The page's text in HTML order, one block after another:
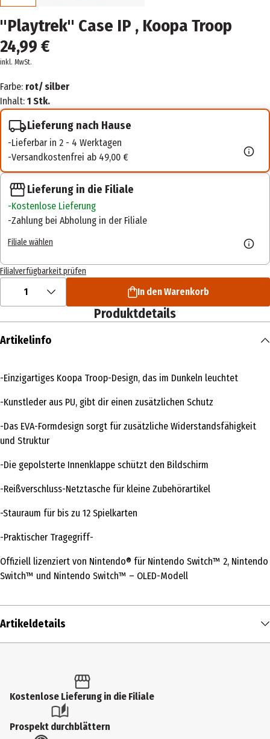
"Playtrek" Case IP , Koopa Troop
24,99 €
inkl. MwSt.
Farbe: rot/ silber
Inhalt: 1 Stk.
Lieferung nach Hause
Lieferbar in 2 - 4 Werktagen
Versandkostenfrei ab 49,00 €
Lieferung in die Filiale
Kostenlose Lieferung
Zahlung bei Abholung in der Filiale
Filiale wählen
Filialverfügbarkeit prüfen
1 In den Warenkorb
Produktdetails
Artikelinfo
-Einzigartiges Koopa Troop-Design, das im Dunkeln leuchtet
-Kunstleder aus PU, gibt dir einen zusätzlichen Schutz
-Das EVA-Formdesign sorgt für zusätzliche Widerstandsfähigkeit
und Struktur
-Die gepolsterte Innenklappe schützt den Bildschirm
-Reißverschluss-Netztasche für kleine Zubehörartikel
-Stauraum für bis zu 12 Spielkarten
-Praktischer Tragegriff-
Offiziell lizenziert von Nintendo® für Nintendo Switch™ 2, Nintendo
Switch™ und Nintendo Switch™ – OLED-Modell
Artikeldetails
Produkttyp
Controller & Gamepads
Kostenlose Lieferung in die Filiale
Prospekt durchblättern